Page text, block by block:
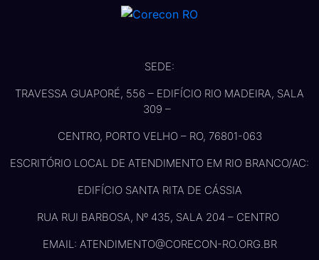
SEDE:
TRAVESSA GUAPORÉ, 556 – EDIFÍCIO RIO MADEIRA, SALA
309 –
CENTRO, PORTO VELHO – RO, 76801-063
ESCRITÓRIO LOCAL DE ATENDIMENTO EM RIO BRANCO/AC:
EDIFÍCIO SANTA RITA DE CÁSSIA
RUA RUI BARBOSA, Nº 435, SALA 204 – CENTRO
EMAIL: ATENDIMENTO@CORECON-RO.ORG.BR